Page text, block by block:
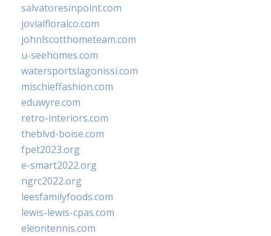
salvatoresinpoint.com
jovialfloralco.com
johnlscotthometeam.com
u-seehomes.com
watersportslagonissi.com
mischieffashion.com
eduwyre.com
retro-interiors.com
theblvd-boise.com
fpet2023.org
e-smart2022.org
ngrc2022.org
leesfamilyfoods.com
lewis-lewis-cpas.com
eleontennis.com